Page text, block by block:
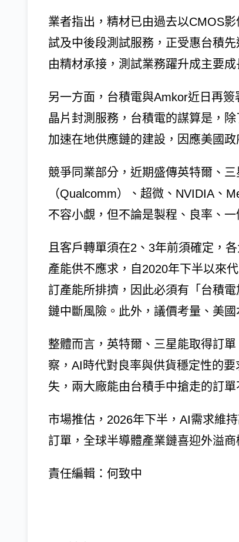
業者指出，精材已由過去以CMOS
試及中後段測試服務，正受惠台積
由精材承接，測試業務躍升成主要成
另一方面，台積電與Amkor近日再
晶片封測服務，台積電的謀算是，
加速在地供應鏈的建設，因應美國
競爭同業部分，近期盛傳英特爾、
（Qualcomm）、超微、NVIDIA、
不容小覷，但不論是製程、良率、
且客戶轉單須在2、3年前須確定，
產能供不應求，自2020年下半以來
訂產能所排擠，因此必須有「台積
鏈中斷風險。此外，議價考量、美
整體而言，英特爾、三星能取得訂
察，AI時代對良率與供貨穩定性的
失，兩大廠能由台積手中搶走的訂單
市場推估，2026年下半，AI需求維
訂單，全球半導體產業鏈喜迎外溢
責任編輯：何致中